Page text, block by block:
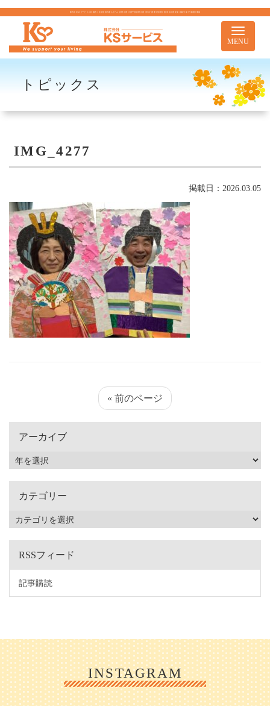
株式会社KSサービス｜札幌市｜住宅型有料老人ホーム 訪問介護 介護予防訪問介護 居宅介護 重度訪問介護 居宅介護支援 移動支援 児童通所事業
Toggle
MENU
トピックス
IMG_4277
掲載日：2026.03.05
« 前のページ
アーカイブ
カテゴリー
RSSフィード
記事購読
INSTAGRAM